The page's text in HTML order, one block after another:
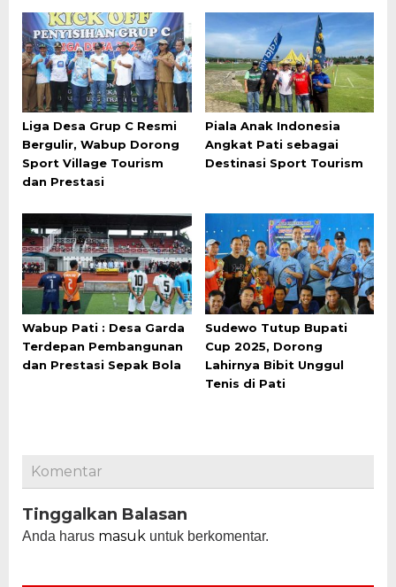
Liga Desa Grup C Resmi
Bergulir, Wabup Dorong
Sport Village Tourism
dan Prestasi
Piala Anak Indonesia
Angkat Pati sebagai
Destinasi Sport Tourism
Wabup Pati : Desa Garda
Terdepan Pembangunan
dan Prestasi Sepak Bola
Sudewo Tutup Bupati
Cup 2025, Dorong
Lahirnya Bibit Unggul
Tenis di Pati
Komentar
Tinggalkan Balasan
Anda harus masuk untuk berkomentar.